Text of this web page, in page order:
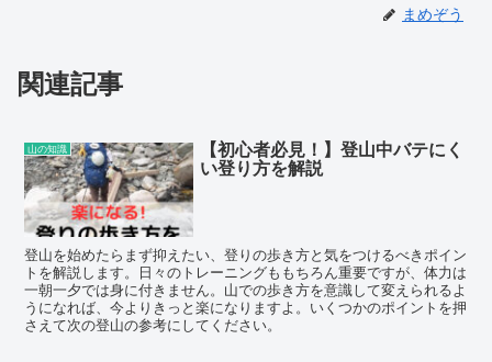
まめぞう
関連記事
山の知識 【初心者必見！】登山中バテにく
い登り方を解説
登山を始めたらまず抑えたい、登りの歩き方と気をつけるべきポイン
トを解説します。日々のトレーニングももちろん重要ですが、体力は
一朝一夕では身に付きません。山での歩き方を意識して変えられるよ
うになれば、今よりきっと楽になりますよ。いくつかのポイントを押
さえて次の登山の参考にしてください。